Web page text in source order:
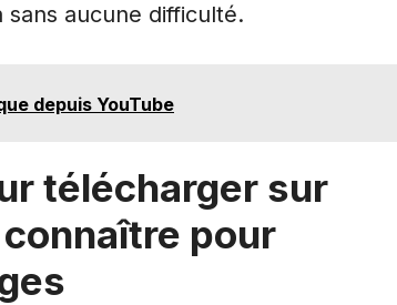
aucune difficulté.
depuis YouTube
télécharger sur
pour